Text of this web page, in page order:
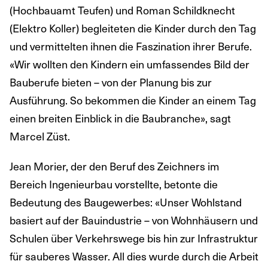
(Hochbauamt Teufen) und Roman Schildknecht
(Elektro Koller) begleiteten die Kinder durch den Tag
und vermittelten ihnen die Faszination ihrer Berufe.
«Wir wollten den Kindern ein umfassendes Bild der
Bauberufe bieten – von der Planung bis zur
Ausführung. So bekommen die Kinder an einem Tag
einen breiten Einblick in die Baubranche», sagt
Marcel Züst.
Jean Morier, der den Beruf des Zeichners im
Bereich Ingenieurbau vorstellte, betonte die
Bedeutung des Baugewerbes: «Unser Wohlstand
basiert auf der Bauindustrie – von Wohnhäusern und
Schulen über Verkehrswege bis hin zur Infrastruktur
für sauberes Wasser. All dies wurde durch die Arbeit